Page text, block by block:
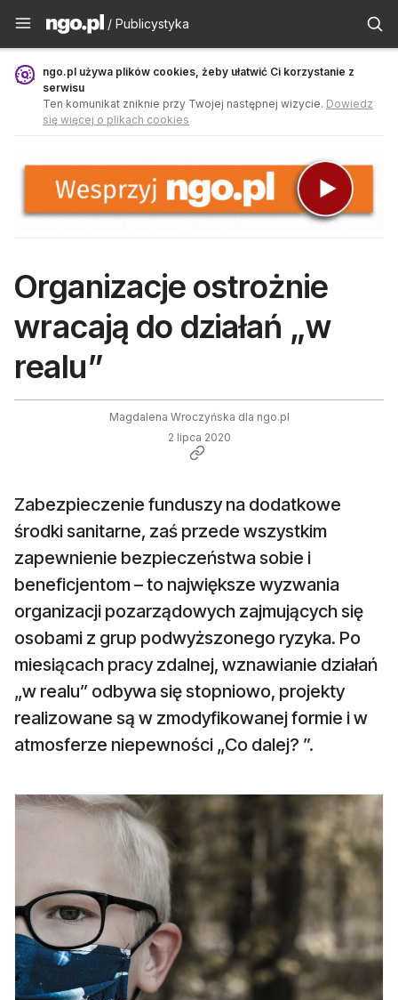
Publicystyka - ngo.pl
/ Publicystyka
ngo.pl używa plików cookies, żeby ułatwić Ci korzystanie z
serwisu
Ten komunikat zniknie przy Twojej następnej wizycie. Dowiedz
się więcej o plikach cookies
Organizacje ostrożnie
wracają do działań „w
realu”
Magdalena Wroczyńska dla ngo.pl
2 lipca 2020
Zabezpieczenie funduszy na dodatkowe
środki sanitarne, zaś przede wszystkim
zapewnienie bezpieczeństwa sobie i
beneficjentom – to największe wyzwania
organizacji pozarządowych zajmujących się
osobami z grup podwyższonego ryzyka. Po
miesiącach pracy zdalnej, wznawianie działań
„w realu” odbywa się stopniowo, projekty
realizowane są w zmodyfikowanej formie i w
atmosferze niepewności „Co dalej? ”.